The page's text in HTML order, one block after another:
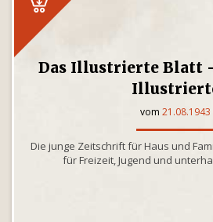
Das Illustrierte Blatt
vom 21.08.1943
Die junge Zeitschrift für Haus und
für Freizeit, Jugend und